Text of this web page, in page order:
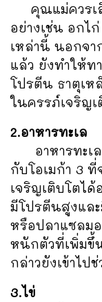
คุณแม่ควรเลื
อย่างเช่น อกไ
เหล่านี้ นอกจ
แล้ว ยังทำให้ท
โปรตีน ธาตุเห
ในครรภ์เจริญ
2.อาหารทะเล
อาหารทะเล
กับโอเมก้า 3 ที่
เจริญเติบโตได้
มีโปรตีนสูงและ
หรือปลาแซลม
หนักตัวที่เพิ่มขึ้
กล่าวยังเข้าไป
3.ไข่